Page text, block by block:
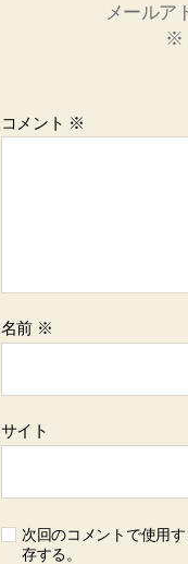
メールア
※
コメント ※
名前 ※
サイト
次回のコメントで使用
存する。